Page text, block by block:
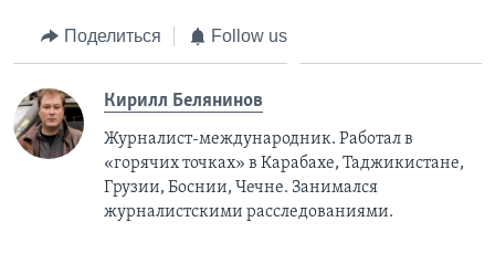
Поделиться Follow us
Кирилл Белянинов
Журналист-международник. Работал в
«горячих точках» в Карабахе, Таджикистане,
Грузии, Боснии, Чечне. Занимался
журналистскими расследованиями.